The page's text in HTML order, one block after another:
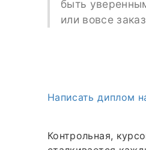
быть
или вовсе
Написать диплом
Контрольная,